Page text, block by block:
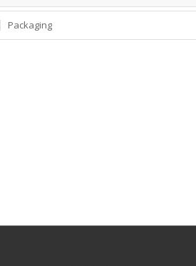
Packaging